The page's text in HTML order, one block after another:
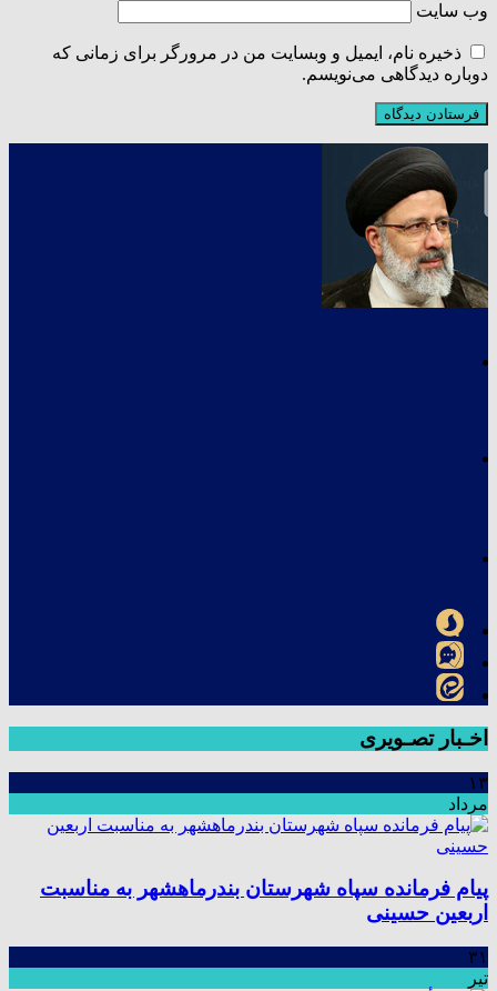
وب‌ سایت
ذخیره نام، ایمیل و وبسایت من در مرورگر برای زمانی که
دوباره دیدگاهی می‌نویسم.
اخـبار تصـویری
۱۳
مرداد
پیام فرمانده سپاه شهرستان بندرماهشهر به مناسبت
اربعین حسینی
۳۱
تیر